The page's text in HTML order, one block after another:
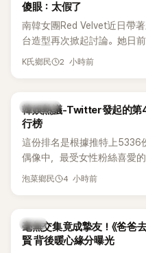
傻眼：太假了
南韓女團Red Velvet近日帶
台造型再次掀起討論。她日
被質疑在舞台上使用臀墊，
K氏鄉民 2 小時前
熱議討論
韓娛熱議-Twitter發起的第4
行榜
這份排名是根據推特上5336
偶像中，最受女性粉絲喜愛
員包攬了前三名，展現了她
泡菜鄉民 4 小時前
韓星
毫無交集竟成摯友！《爸爸
賢 背後暖心緣分曝光